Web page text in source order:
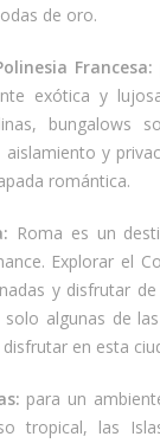
de oro.
Francesa:
exótica y
bungalows
aislamiento y
romántica.
Roma es un
Explorar el
y disfrutar de
solo algunas de
en esta
para un
tropical, las